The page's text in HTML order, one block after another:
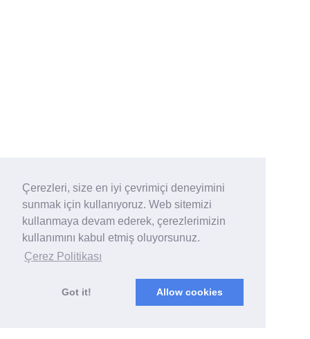
Çerezleri, size en iyi çevrimiçi deneyimini
sunmak için kullanıyoruz. Web sitemizi
kullanmaya devam ederek, çerezlerimizin
kullanımını kabul etmiş oluyorsunuz.
Çerez Politikası
Got it! Allow cookies